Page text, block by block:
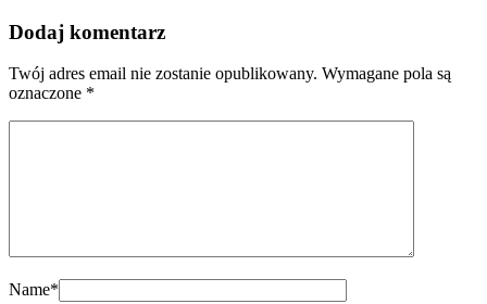
Dodaj komentarz
Twój adres email nie zostanie opublikowany. Wymagane pola są
oznaczone *
Name*